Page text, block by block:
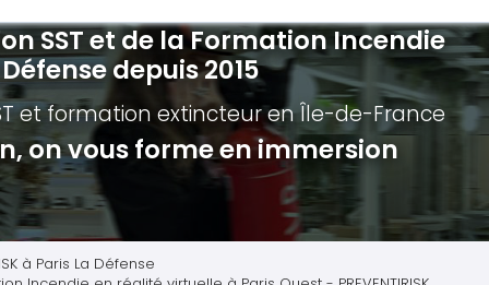
incendie - Guide et Serre file
de première intervention
Extincteurs
en réalité augmentée
Évacuation établissements de
Évacuation secteur tertiaire
Évacuation secteur industriel
SST et de la Formation Incendie
depuis 2015
et formation extincteuren Île-de-France
on vous forme en immersion
à Paris La Défense